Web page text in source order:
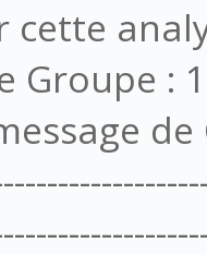
cette
Groupe :